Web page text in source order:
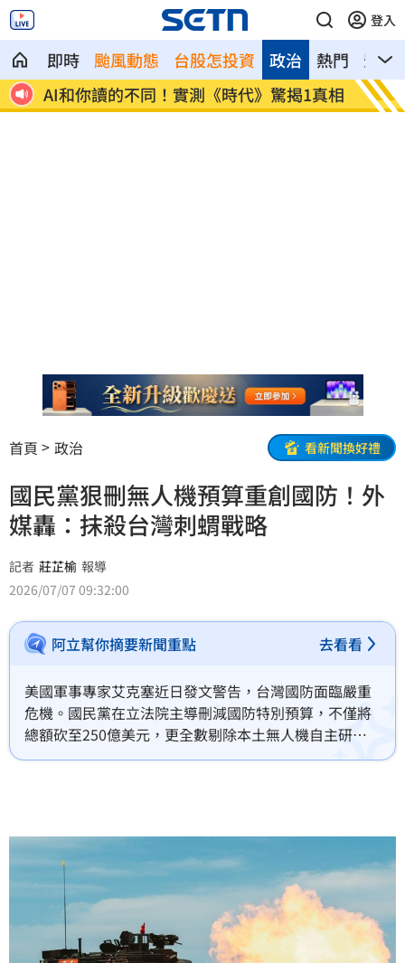
登入
即時 颱風動態 台股怎投資 熱門 影音
政治
AI和你讀的不同！實測《時代》驚揭1真相 這大
首頁 政治 看新聞換好禮
國民黨狠刪無人機預算重創國防！外
媒轟：抹殺台灣刺蝟戰略
記者 莊芷榆 報導
2026/07/07 09:32:00
阿立幫你摘要新聞重點 去看看
美國軍事專家艾克塞近日發文警告，台灣國防面臨嚴重
危機。國民黨在立法院主導刪減國防特別預算，不僅將
總額砍至250億美元，更全數剔除本土無人機自主研發
與採購計畫，嚴重扼殺台灣落實「刺蝟戰略」的關鍵機
侵略時將失去最有效的保命符。國民黨此舉不僅打亂國
防布局，更讓台